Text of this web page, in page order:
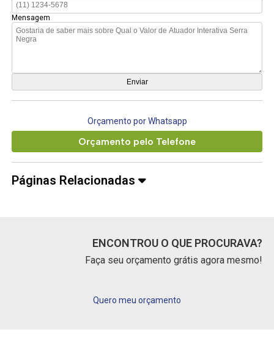
Mensagem
Orçamento por Whatsapp
Orçamento pelo Telefone
Páginas Relacionadas
ENCONTROU O QUE PROCURAVA?
Faça seu orçamento grátis agora mesmo!
Quero meu orçamento